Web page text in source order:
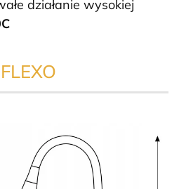
działanie wysokiej